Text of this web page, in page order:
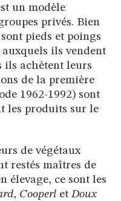
un modèle
privés. Bien
pieds et poings
ils vendent
ils achètent leurs
de la première
1962-1992) sont
les produits sur le
de végétaux
restés maîtres de
élevage, ce sont les
, Cooperl et Doux